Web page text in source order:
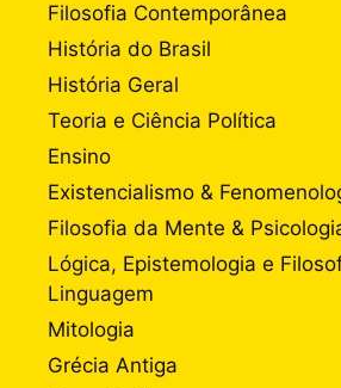
Filosofia Contemporânea
História do Brasil
História Geral
Teoria e Ciência Política
Ensino
Existencialismo &
Filosofia da Mente &
Lógica, Epistemologia e
Linguagem
Mitologia
Grécia Antiga